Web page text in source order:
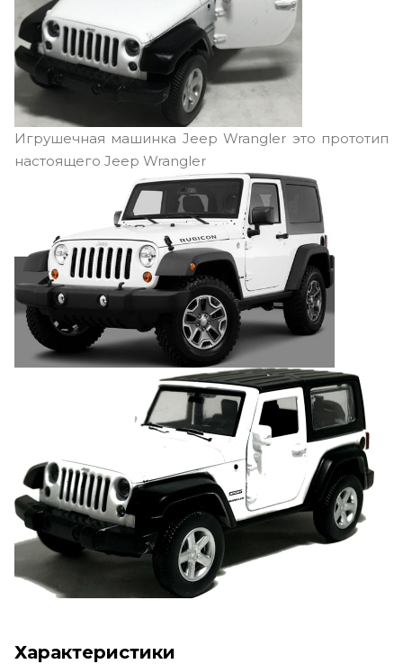
Игрушечная машинка Jeep Wrangler это прототип
настоящего Jeep Wrangler
Характеристики